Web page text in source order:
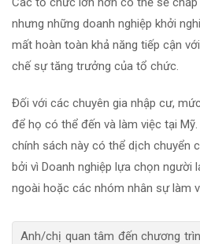
nhưng những doanh nghiệp khởi
mất hoàn toàn khả năng tiếp cận
chế sự tăng trưởng của tổ chức.
Đối với các chuyên gia nhập cư,
để họ có thể đến và làm việc tại
chính sách này có thể dịch chuyển
bởi vì Doanh nghiệp lựa chọn người
ngoài hoặc các nhóm nhân sự làm
Anh/chị quan tâm đến chương